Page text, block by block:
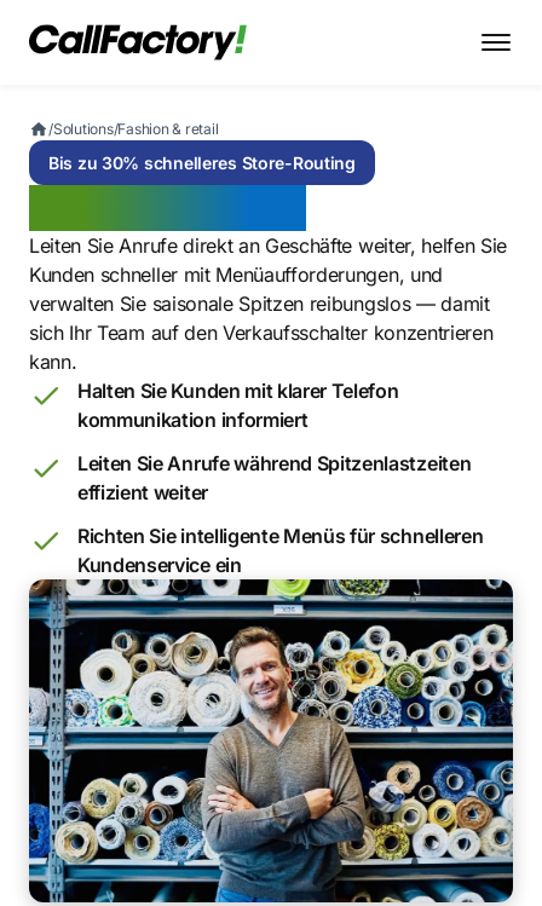
/Solutions/Fashion & retail
Bis zu 30% schnelleres Store-Routing
Leiten Sie Anrufe direkt an Geschäfte weiter, helfen Sie
Kunden schneller mit Menüaufforderungen, und
verwalten Sie saisonale Spitzen reibungslos — damit
sich Ihr Team auf den Verkaufsschalter konzentrieren
kann.
Halten Sie Kunden mit klarer Telefon
kommunikation informiert
Leiten Sie Anrufe während Spitzenlastzeiten
effizient weiter
Richten Sie intelligente Menüs für schnelleren
Kundenservice ein